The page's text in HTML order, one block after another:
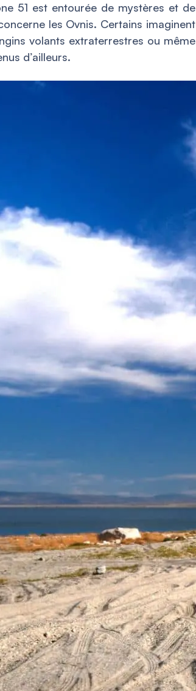
51 est entourée de mystères et de
les Ovnis. Certains imaginent
volants extraterrestres ou même
d’ailleurs.